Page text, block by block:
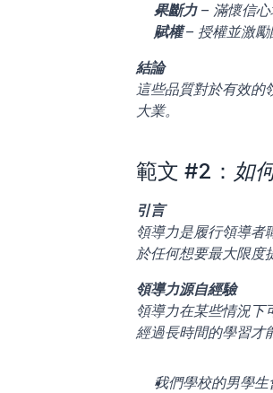
果斷力 – 滿懷信心
賦權 – 授權並激勵
結論
這些品質對於有效的
大業。
範文 #2： 如
引言
領導力是履行領導者
於任何想要最大限度
領導力源自經驗
領導力在某些情況下
經過長時間的學習才
我們學校的男學